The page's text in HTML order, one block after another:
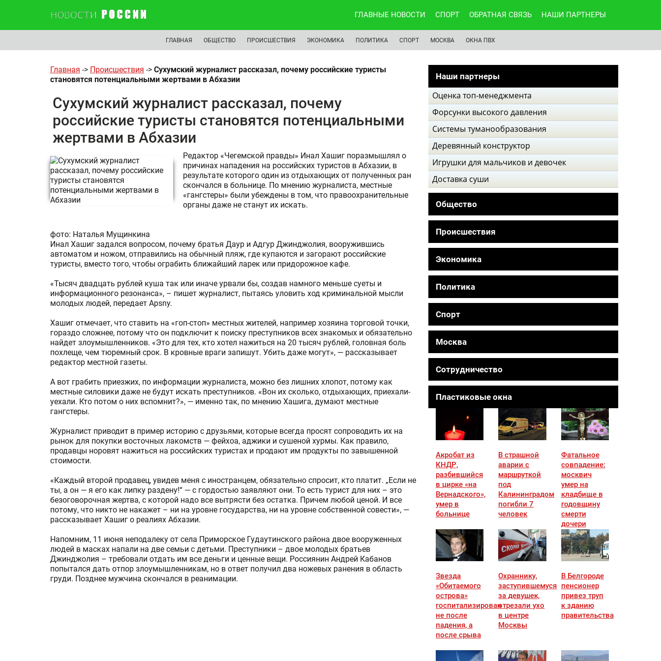
ГЛАВНЫЕ НОВОСТИ СПОРТ ОБРАТНАЯ СВЯЗЬ НАШИ ПАРТНЕРЫ
ГЛАВНАЯ ОБЩЕСТВО ПРОИСШЕСТВИЯ ЭКОНОМИКА ПОЛИТИКА СПОРТ МОСКВА ОКНА ПВХ
Главная -> Происшествия -> Сухумский журналист рассказал, почему российские туристы
становятся потенциальными жертвами в Абхазии
Сухумский журналист рассказал, почему
российские туристы становятся потенциальными
жертвами в Абхазии
Редактор «Чегемской правды» Инал Хашиг поразмышлял о
причинах нападения на российских туристов в Абхазии, в
результате которого один из отдыхающих от полученных ран
скончался в больнице. По мнению журналиста, местные
«гангстеры» были убеждены в том, что правоохранительные
органы даже не станут их искать.
фото: Наталья Мущинкина
Инал Хашиг задался вопросом, почему братья Даур и Адгур Джинджолия, вооружившись
автоматом и ножом, отправились на обычный пляж, где купаются и загорают российские
туристы, вместо того, чтобы ограбить ближайший ларек или придорожное кафе.
«Тысяч двадцать рублей куша так или иначе урвали бы, создав намного меньше суеты и
информационного резонанса», – пишет журналист, пытаясь уловить ход криминальной мысли
молодых людей, передает Apsny.
Хашиг отмечает, что ставить на «гоп-стоп» местных жителей, например хозяина торговой точки,
гораздо сложнее, потому что он подключит к поиску преступников всех знакомых и обязательно
найдет злоумышленников. «Это для тех, кто хотел нажиться на 20 тысяч рублей, головная боль
похлеще, чем тюремный срок. В кровные враги запишут. Убить даже могут», — рассказывает
редактор местной газеты.
А вот грабить приезжих, по информации журналиста, можно без лишних хлопот, потому как
местные силовики даже не будут искать преступников. «Вон их сколько, отдыхающих, приехали-
уехали. Кто потом о них вспомнит?», — именно так, по мнению Хашига, думают местные
гангстеры.
Журналист приводит в пример историю с друзьями, которые всегда просят сопроводить их на
рынок для покупки восточных лакомств — фейхоа, аджики и сушеной хурмы. Как правило,
продавцы норовят нажиться на российских туристах и продают им продукты по завышенной
стоимости.
«Каждый второй продавец, увидев меня с иностранцем, обязательно спросит, кто платит. „Если не
ты, а он — я его как липку раздену!“ — с гордостью заявляют они. То есть турист для них – это
безоговорочная жертва, с которой надо все вытрясти без остатка. Причем любой ценой. И все
потому, что никто не накажет – ни на уровне государства, ни на уровне собственной совести», —
рассказывает Хашиг о реалиях Абхазии.
Напомним, 11 июня неподалеку от села Приморское Гудаутинского района двое вооруженных
людей в масках напали на две семьи с детьми. Преступники – двое молодых братьев
Джинджолия – требовали отдать им все деньги и ценные вещи. Россиянин Андрей Кабанов
попытался дать отпор злоумышленникам, но в ответ получил два ножевых ранения в область
груди. Позднее мужчина скончался в реанимации.
Наши партнеры
Оценка топ-менеджмента
Форсунки высокого давления
Системы туманообразования
Деревянный конструктор
Игрушки для мальчиков и девочек
Доставка суши
Общество
Происшествия
Экономика
Политика
Спорт
Москва
Сотрудничество
Пластиковые окна
Акробат из
КНДР,
разбившийся
в цирке «на
Вернадского»,
умер в
больнице
В страшной
аварии с
маршруткой
под
Калининградом
погибли 7
человек
Фатальное
совпадение:
москвич
умер на
кладбище в
годовщину
смерти
дочери
Звезда
«Обитаемого
острова»
госпитализирован
не после
падения, а
после срыва
Охраннику,
заступившемуся
за девушек,
отрезали ухо
в центре
Москвы
В Белгороде
пенсионер
привез труп
к зданию
правительства